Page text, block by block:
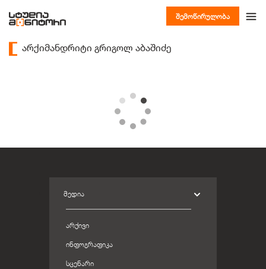
შემოწირულობა
არქიმანდრიტი გრიგოლ აბაშიძე
ᲛᲔᲓᲘᲐ
ᲐᲠᲥᲘᲕᲘ
ᲘᲜᲤᲝᲒᲠᲐᲤᲘᲙᲐ
ᲡᲪᲔᲜᲐᲠᲘ